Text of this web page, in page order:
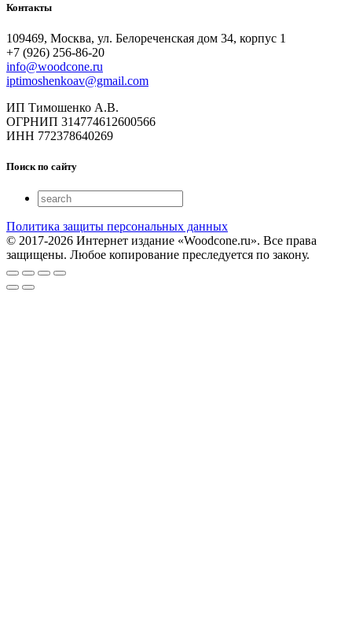
Контакты
109469, Москва, ул. Белореченская дом 34, корпус 1
+7 (926) 256-86-20
info@woodcone.ru
iptimoshenkoav@gmail.com
ИП Тимошенко А.В.
ОГРНИП 314774612600566
ИНН 772378640269
Поиск по сайту
Политика защиты персональных данных
© 2017-2026 Интернет издание «Woodcone.ru». Все права
защищены. Любое копирование преследуется по закону.